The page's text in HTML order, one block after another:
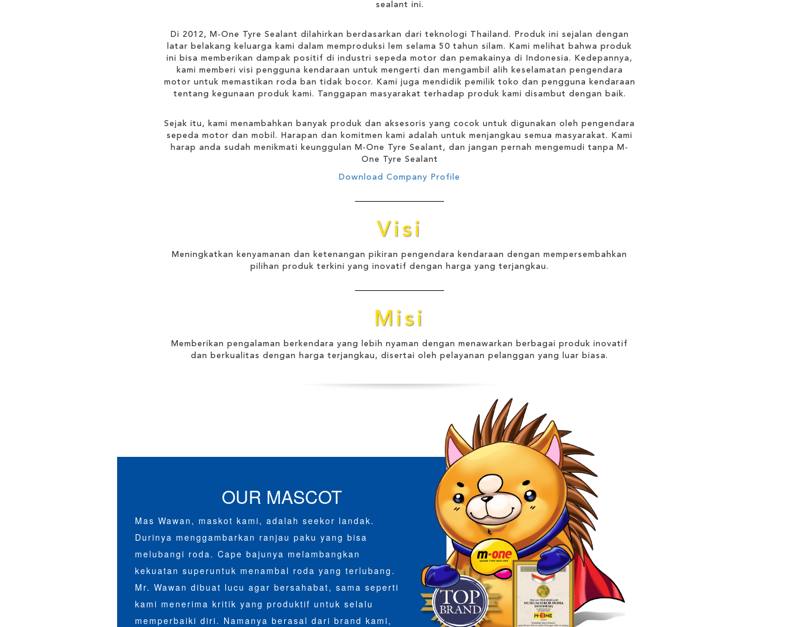
sealant ini.
Di 2012, M-One Tyre Sealant dilahirkan berdasarkan dari teknologi Thailand. Produk ini sejalan dengan
latar belakang keluarga kami dalam memproduksi lem selama 50 tahun silam. Kami melihat bahwa produk
ini bisa memberikan dampak positif di industri sepeda motor dan pemakainya di Indonesia. Kedepannya,
kami memberi visi pengguna kendaraan untuk mengerti dan mengambil alih keselamatan pengendara
motor untuk memastikan roda ban tidak bocor. Kami juga mendidik pemilik toko dan pengguna kendaraan
tentang kegunaan produk kami. Tanggapan masyarakat terhadap produk kami disambut dengan baik.
Sejak itu, kami menambahkan banyak produk dan aksesoris yang cocok untuk digunakan oleh pengendara
sepeda motor dan mobil. Harapan dan komitmen kami adalah untuk menjangkau semua masyarakat. Kami
harap anda sudah menikmati keunggulan M-One Tyre Sealant, dan jangan pernah mengemudi tanpa M-
One Tyre Sealant
Download Company Profile
Visi
Meningkatkan kenyamanan dan ketenangan pikiran pengendara kendaraan dengan mempersembahkan
pilihan produk terkini yang inovatif dengan harga yang terjangkau.
Misi
Memberikan pengalaman berkendara yang lebih nyaman dengan menawarkan berbagai produk inovatif
dan berkualitas dengan harga terjangkau, disertai oleh pelayanan pelanggan yang luar biasa.
OUR MASCOT
Mas Wawan, maskot kami, adalah seekor landak.
Durinya menggambarkan ranjau paku yang bisa
melubangi roda. Cape bajunya melambangkan
kekuatan superuntuk menambal roda yang terlubang.
Mr. Wawan dibuat lucu agar bersahabat, sama seperti
kami menerima kritik yang produktif untuk selalu
memperbaiki diri. Namanya berasal dari brand kami,